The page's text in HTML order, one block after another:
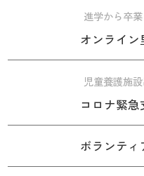
進学から卒
オンライン
児童養護施
コロナ緊急
ボランティ